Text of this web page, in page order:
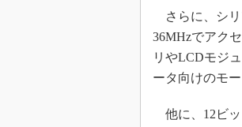
さらに、シリ
36MHzでアク
リやLCDモジ
ータ向けのモ
他に、12ビッ